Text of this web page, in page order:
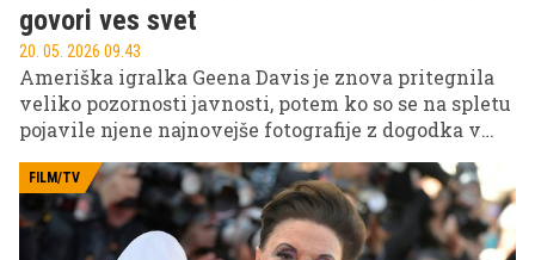
govori ves svet
20. 05. 2026 09.43
Ameriška igralka Geena Davis je znova pritegnila
veliko pozornosti javnosti, potem ko so se na spletu
pojavile njene najnovejše fotografije z dogodka v
poudarili, da oskarjevka pri skoraj 70 letih deluje
neverjetno mladostno in elegantno.
FILM/TV